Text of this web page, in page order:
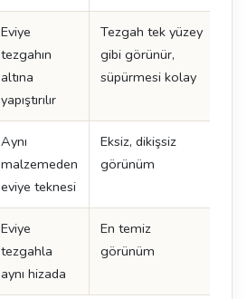
Eviye
tezgahın
altına
yapıştırılır
Tezgah tek yüzey
gibi görünür,
süpürmesi kolay
Aynı
malzemeden
eviye teknesi
Eksiz, dikişsiz
görünüm
Eviye
tezgahla
aynı hizada
En temiz
görünüm